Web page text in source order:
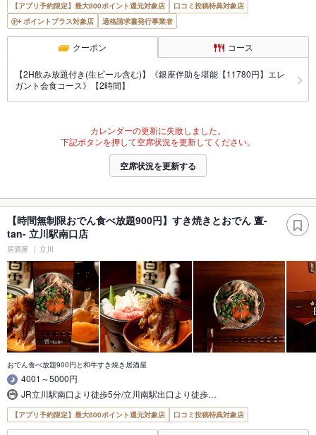
【アプリ予約限定】最大800ポイント還元対象店
口コミ投稿特典対象店
ポイントプラス対象店
適格請求書発行事業者
クーポン コース
【2H飲み放題付き(生ビール含む)】《銀座伴助を堪能【11780円】エレ
ガント会食コース》【2時間】
カレンダーの更新に失敗しました。
下記ボタンを押して空席状況を更新してください。
空席状況を更新する
【時間無制限おでん食べ放題900円】すき焼きとおでん 亶-
tan- 立川駅南口店
居酒屋 立川
おでん食べ放題900円と和牛すき焼き居酒屋
4001～5000円
JR立川駅南口より徒歩5分/立川南駅出口より徒歩…
【アプリ予約限定】最大800ポイント還元対象店 口コミ投稿特典対象店